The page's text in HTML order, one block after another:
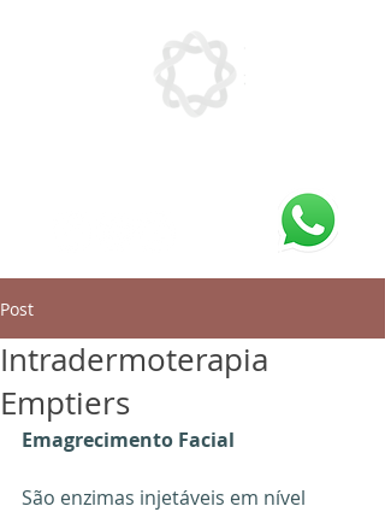
Post
Intradermoterapia
Emptiers
Emagrecimento Facial
São enzimas injetáveis em nível